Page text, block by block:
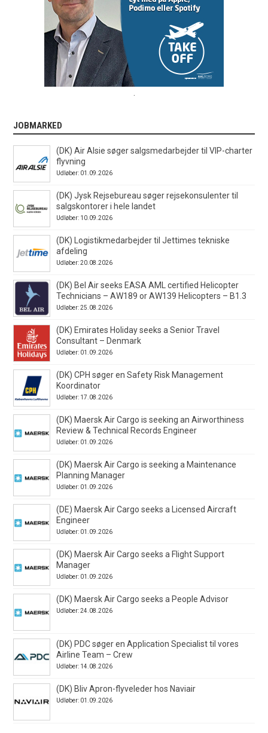
JOBMARKED
(DK) Air Alsie søger salgsmedarbejder til VIP-charter
flyvning
Udløber: 01.09.2026
(DK) Jysk Rejsebureau søger rejsekonsulenter til
salgskontorer i hele landet
Udløber: 10.09.2026
(DK) Logistikmedarbejder til Jettimes tekniske
afdeling
Udløber: 20.08.2026
(DK) Bel Air seeks EASA AML certified Helicopter
Technicians – AW189 or AW139 Helicopters – B1.3
Udløber: 25.08.2026
(DK) Emirates Holiday seeks a Senior Travel
Consultant – Denmark
Udløber: 01.09.2026
(DK) CPH søger en Safety Risk Management
Koordinator
Udløber: 17.08.2026
(DK) Maersk Air Cargo is seeking an Airworthiness
Review & Technical Records Engineer
Udløber: 01.09.2026
(DK) Maersk Air Cargo is seeking a Maintenance
Planning Manager
Udløber: 01.09.2026
(DE) Maersk Air Cargo seeks a Licensed Aircraft
Engineer
Udløber: 01.09.2026
(DK) Maersk Air Cargo seeks a Flight Support
Manager
Udløber: 01.09.2026
(DK) Maersk Air Cargo seeks a People Advisor
Udløber: 24.08.2026
(DK) PDC søger en Application Specialist til vores
Airline Team – Crew
Udløber: 14.08.2026
(DK) Bliv Apron-flyveleder hos Naviair
Udløber: 01.09.2026